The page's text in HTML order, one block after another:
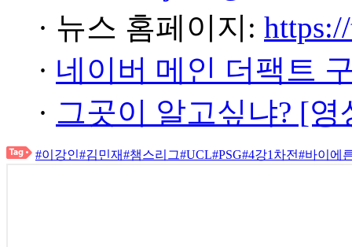
· 뉴스 홈페이지:
· 네이버 메인 더팩트
· 그곳이 알고싶냐? [
#이강인#김민재#챔스리그#UCL#PSG#4강1차전#바이에